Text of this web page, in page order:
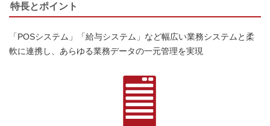
特長とポイント
「POSシステム」「給与システム」など幅広い業務システムと柔
軟に連携し、あらゆる業務データの一元管理を実現